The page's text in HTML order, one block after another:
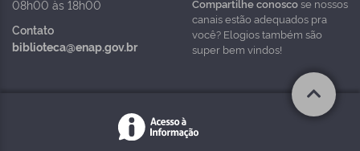
08h00 às 18h00
Contato
biblioteca@enap.gov.br
Compartilhe conoscose nossos
canais estão adequados pra
você? Elogios também são
super bem vindos!